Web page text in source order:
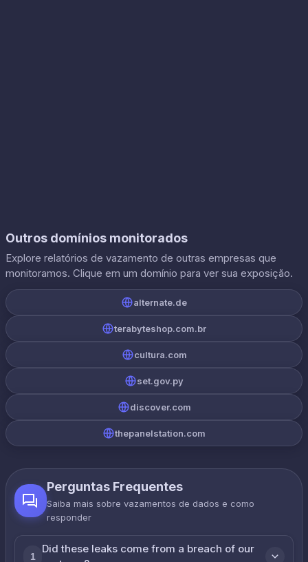
Outros domínios monitorados
Explore relatórios de vazamento de outras empresas que
monitoramos. Clique em um domínio para ver sua exposição.
alternate.de
terabyteshop.com.br
cultura.com
set.gov.py
discover.com
thepanelstation.com
Perguntas Frequentes
Saiba mais sobre vazamentos de dados e como
responder
1
Did these leaks come from a breach of our